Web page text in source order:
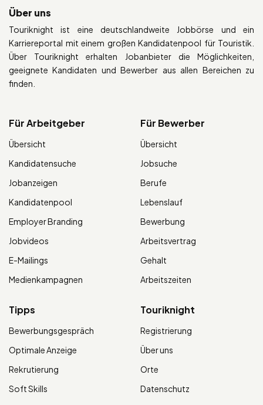
Über uns
Touriknight ist eine deutschlandweite Jobbörse und ein
Karriereportal mit einem großen Kandidatenpool für Touristik.
Über Touriknight erhalten Jobanbieter die Möglichkeiten,
geeignete Kandidaten und Bewerber aus allen Bereichen zu
finden.
Für Arbeitgeber
Übersicht
Kandidatensuche
Jobanzeigen
Kandidatenpool
Employer Branding
Jobvideos
E-Mailings
Medienkampagnen
Für Bewerber
Übersicht
Jobsuche
Berufe
Lebenslauf
Bewerbung
Arbeitsvertrag
Gehalt
Arbeitszeiten
Tipps
Bewerbungsgespräch
Optimale Anzeige
Rekrutierung
Soft Skills
Touriknight
Registrierung
Über uns
Orte
Datenschutz